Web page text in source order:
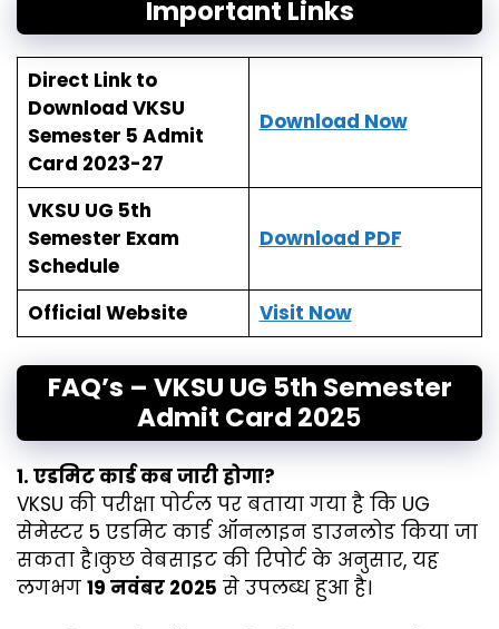
Important Links
Direct Link to
Download VKSU
Semester 5 Admit
Card 2023-27
Download Now
VKSU UG 5th
Semester Exam
Schedule
Download PDF
Official Website Visit Now
FAQ’s – VKSU UG 5th Semester
Admit Card 2025
1. एडमिट कार्ड कब जारी होगा?
VKSU की परीक्षा पोर्टल पर बताया गया है कि UG
सेमेस्टर 5 एडमिट कार्ड ऑनलाइन डाउनलोड किया जा
सकता है।कुछ वेबसाइट की रिपोर्ट के अनुसार, यह
लगभग 19 नवंबर 2025 से उपलब्ध हुआ है।